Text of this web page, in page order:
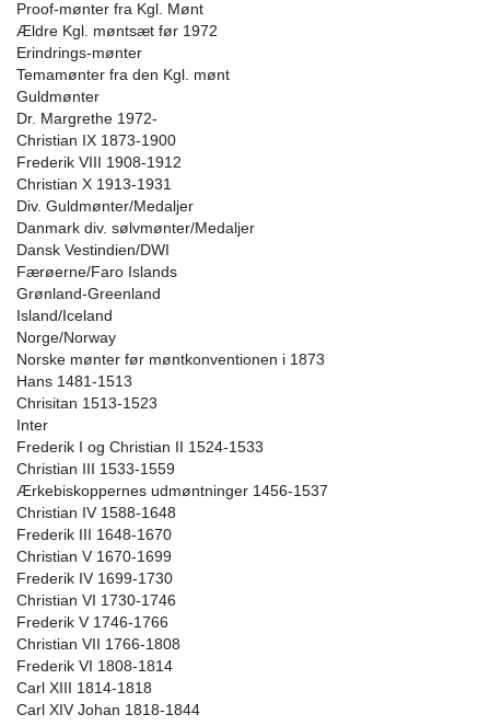
Proof-mønter fra Kgl. Mønt
Ældre Kgl. møntsæt før 1972
Erindrings-mønter
Temamønter fra den Kgl. mønt
Guldmønter
Dr. Margrethe 1972-
Christian IX 1873-1900
Frederik VIII 1908-1912
Christian X 1913-1931
Div. Guldmønter/Medaljer
Danmark div. sølvmønter/Medaljer
Dansk Vestindien/DWI
Færøerne/Faro Islands
Grønland-Greenland
Island/Iceland
Norge/Norway
Norske mønter før møntkonventionen i 1873
Hans 1481-1513
Chrisitan 1513-1523
Inter
Frederik I og Christian II 1524-1533
Christian III 1533-1559
Ærkebiskoppernes udmøntninger 1456-1537
Christian IV 1588-1648
Frederik III 1648-1670
Christian V 1670-1699
Frederik IV 1699-1730
Christian VI 1730-1746
Frederik V 1746-1766
Christian VII 1766-1808
Frederik VI 1808-1814
Carl XIII 1814-1818
Carl XIV Johan 1818-1844